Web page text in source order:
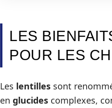
LES
POUR LES
Les lentilles sont
en glucides complexes,